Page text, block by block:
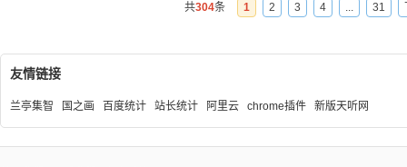
共304条 1 2 3 4 ... 31
友情链接
兰亭集智 国之画 百度统计 站长统计 阿里云 chrome插件 新版天听网